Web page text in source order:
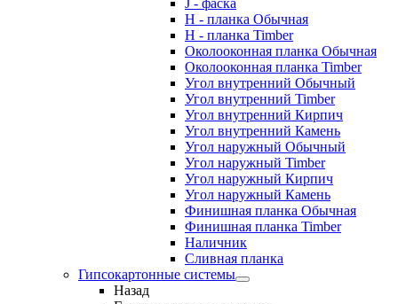
J - фаска
Н - планка Обычная
Н - планка Timber
Околооконная планка Обычная
Околооконная планка Timber
Угол внутренний Обычный
Угол внутренний Timber
Угол внутренний Кирпич
Угол внутренний Камень
Угол наружный Обычный
Угол наружный Timber
Угол наружный Кирпич
Угол наружный Камень
Финишная планка Обычная
Финишная планка Timber
Наличник
Сливная планка
Гипсокартонные системы
Назад